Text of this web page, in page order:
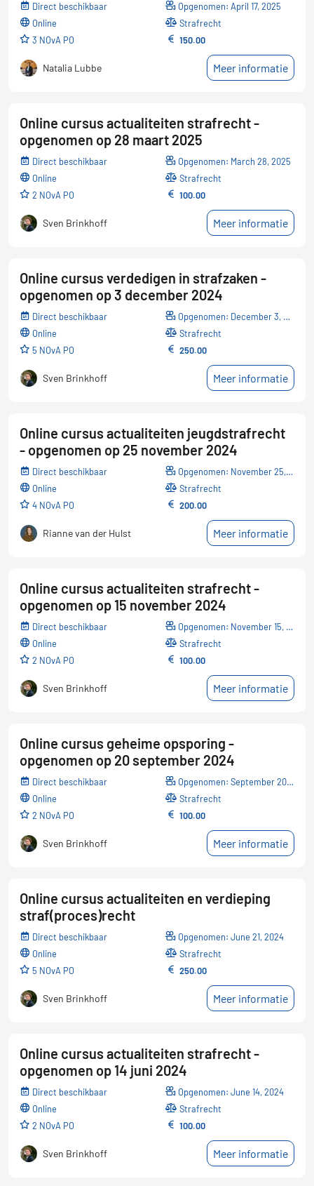
Direct beschikbaar
online
3 NOvA PO
Opgenomen: April 17, 2025
Strafrecht
150.00
Natalia Lubbe Meer informatie
Online cursus actualiteiten strafrecht -
opgenomen op 28 maart 2025
Direct beschikbaar
online
2 NOvA PO
Opgenomen: March 28, 2025
Strafrecht
100.00
Sven Brinkhoff Meer informatie
Online cursus verdedigen in strafzaken -
opgenomen op 3 december 2024
Direct beschikbaar
online
5 NOvA PO
Opgenomen: December 3, 2024
Strafrecht
250.00
Sven Brinkhoff Meer informatie
Online cursus actualiteiten jeugdstrafrecht
- opgenomen op 25 november 2024
Direct beschikbaar
online
4 NOvA PO
Opgenomen: November 25, 2024
Strafrecht
200.00
Rianne van der Hulst Meer informatie
Online cursus actualiteiten strafrecht -
opgenomen op 15 november 2024
Direct beschikbaar
online
2 NOvA PO
Opgenomen: November 15, 2024
Strafrecht
100.00
Sven Brinkhoff Meer informatie
Online cursus geheime opsporing -
opgenomen op 20 september 2024
Direct beschikbaar
online
2 NOvA PO
Opgenomen: September 20, 2024
Strafrecht
100.00
Sven Brinkhoff Meer informatie
Online cursus actualiteiten en verdieping
straf(proces)recht
Direct beschikbaar
online
5 NOvA PO
Opgenomen: June 21, 2024
Strafrecht
250.00
Sven Brinkhoff Meer informatie
Online cursus actualiteiten strafrecht -
opgenomen op 14 juni 2024
Direct beschikbaar
online
2 NOvA PO
Opgenomen: June 14, 2024
Strafrecht
100.00
Sven Brinkhoff Meer informatie